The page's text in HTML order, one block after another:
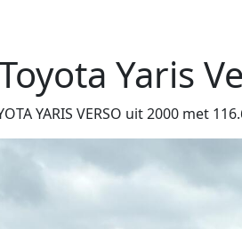
Yaris
YARIS VERSO uit 2000 met